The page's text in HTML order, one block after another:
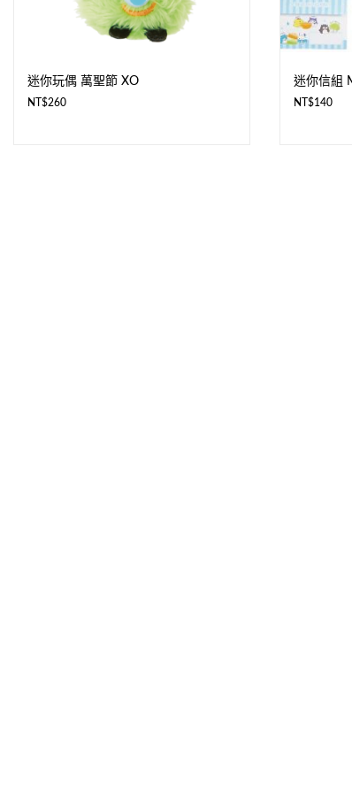
迷你玩偶 萬聖節 XO
NT$260
迷你信組
NT$140